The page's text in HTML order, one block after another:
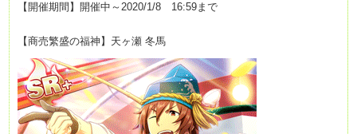
【開催期間】開催中～2020/1/8 16:59まで
【商売繁盛の福神】天ヶ瀬 冬馬